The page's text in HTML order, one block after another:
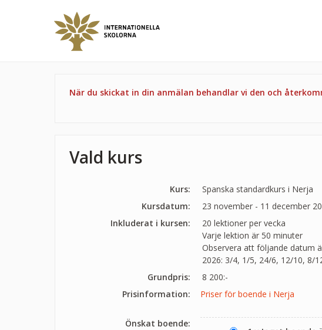
När du skickat in din anmälan behandlar vi den och
Vald kurs
Kurs:
Spanska standardkurs i Nerja
Kursdatum:
23 november - 11 december
Inkluderat i kursen:
20 lektioner per vecka
Varje lektion är 50 minuter
Observera att följande datum
2026: 3/4, 1/5, 24/6, 12/10, 8/
Grundpris:
8 200:-
Prisinformation:
Priser för boende i Nerja
Önskat boende: